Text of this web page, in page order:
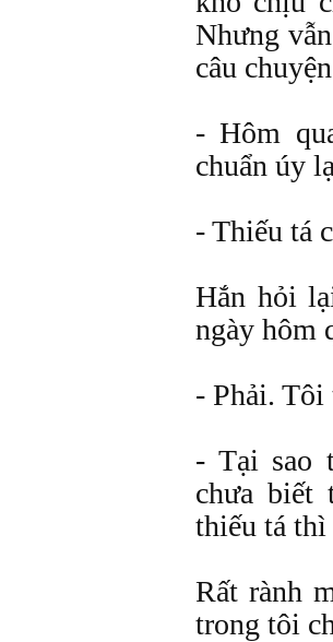
Nhưng
câu
- Hôm
chuẩn úy
- Thiếu tá
Hắn hỏi
ngày hôm
- Phải.
- Tại sao
chưa biết
thiếu tá
Rất rành
trong tôi